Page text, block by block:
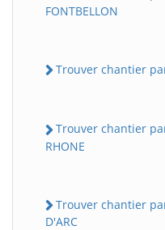
FONTBELLON
Trouver chantier
Trouver chantier
RHONE
Trouver chantier
D'ARC